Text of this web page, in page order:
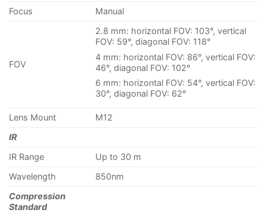
Focus
Manual
FOV
2.8 mm: horizontal FOV: 103°, vertical
FOV: 59°, diagonal FOV: 118°
4 mm: horizontal FOV: 86°, vertical FOV:
46°, diagonal FOV: 102°
6 mm: horizontal FOV: 54°, vertical FOV:
30°, diagonal FOV: 62°
Lens Mount
M12
IR
IR Range
Up to 30 m
Wavelength
850nm
Compression
Standard